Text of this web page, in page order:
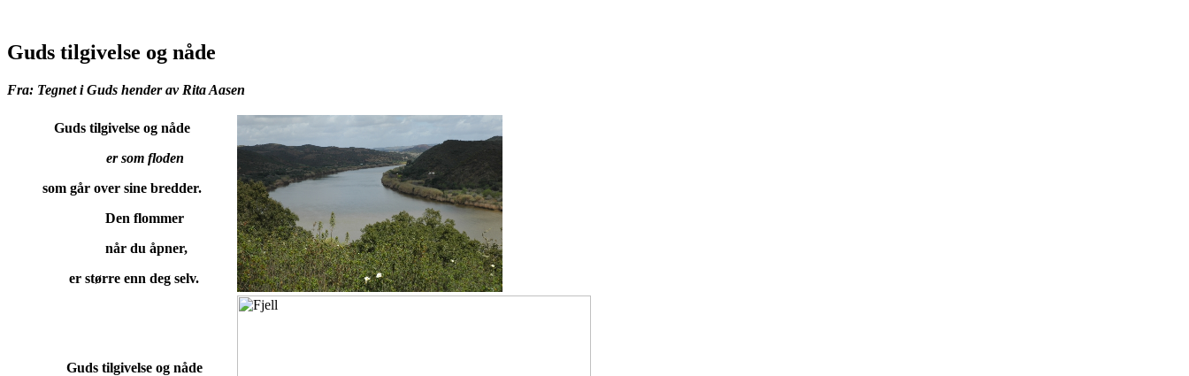
Guds tilgivelse og nåde
Fra: Tegnet i Guds hender av Rita Aasen
Guds tilgivelse og nåde
er som floden
som går over sine bredder.
Den flommer
når du åpner,
er større enn deg selv.
Guds tilgivelse og nåde